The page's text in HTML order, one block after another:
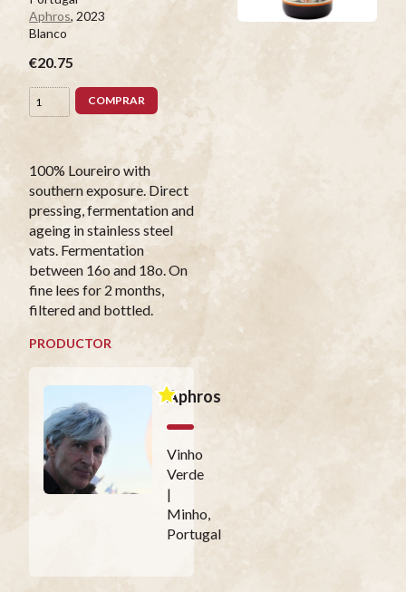
Aphros, 2023
Blanco
€20.75
COMPRAR
100% Loureiro with
southern exposure. Direct
pressing, fermentation and
ageing in stainless steel
vats. Fermentation
between 16o and 18o. On
fine lees for 2 months,
filtered and bottled.
PRODUCTOR
Aphros
Vinho
Verde
|
Minho,
Portugal